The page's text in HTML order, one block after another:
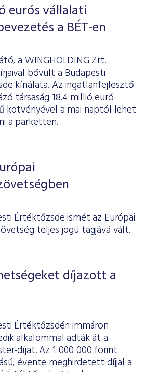
eurós vállalati
a BÉT-en
a WINGHOLDING Zrt.
bővült a Budapesti
kínálata. Az ingatlanfejlesztő
társaság 18.4 millió euró
kötvényével a mai naptól lehet
a parketten.
Értéktőzsde ismét az Európai
teljes jogú tagjává vált.
díjazott a
Értéktőzsdén immáron
alkalommal adták át a
díjat. Az 1 000 000 forint
évente meghirdetett díjjal a